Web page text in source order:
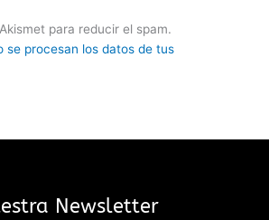
para reducir el spam.
se procesan los datos de tus
Newsletter